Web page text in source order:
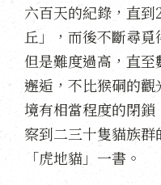
六百天的紀錄，直
丘」，而後不斷尋覓
但是難度過高，直
邂逅，不比猴硐的
境有相當程度的閉
察到二三十隻貓族
「虎地貓」一書。